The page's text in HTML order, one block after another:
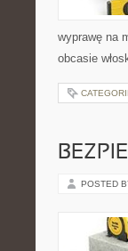
wyprawę na
obcasie
POSTED